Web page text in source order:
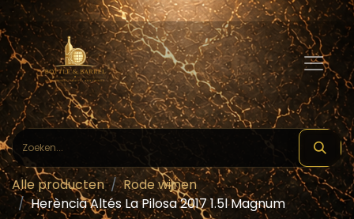
Alle producten
Rode wijnen
Herència Altés La Pilosa 2017 1.5l Magnum